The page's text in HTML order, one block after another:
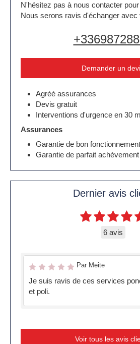
N'hésitez pas à nous contacter
Nous serons ravis d'échanger avec
Demander un
Agréé assurances
Devis gratuit
Interventions d'urgence en 30
Assurances
Garantie de bon fonctionnement
Garantie de parfait achèvement
Dernier avis
6 avis
Par Meite
Je suis ravis de ces services
et poli.
Voir tous les avis